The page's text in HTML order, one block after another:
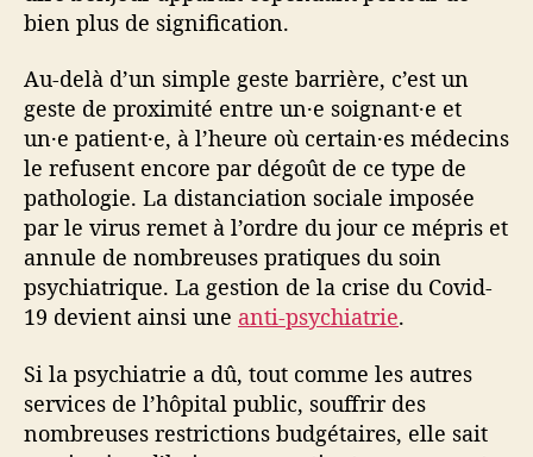
bien plus de signification.
Au-delà d’un simple geste barrière, c’est un
geste de proximité entre un·e soignant·e et
un·e patient·e, à l’heure où certain·es médecins
le refusent encore par dégoût de ce type de
pathologie. La distanciation sociale imposée
par le virus remet à l’ordre du jour ce mépris et
annule de nombreuses pratiques du soin
psychiatrique. La gestion de la crise du Covid-
19 devient ainsi une anti-psychiatrie.
Si la psychiatrie a dû, tout comme les autres
services de l’hôpital public, souffrir des
nombreuses restrictions budgétaires, elle sait